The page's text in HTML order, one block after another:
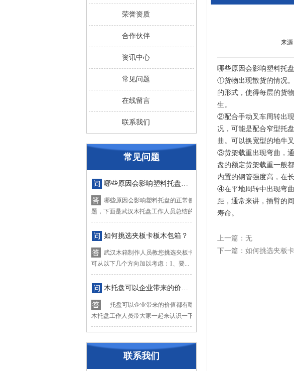
荣誉资质
合作伙伴
资讯中心
常见问题
在线留言
联系我们
常见问题
哪些原因会影响塑料托盘的正常使用？
哪些原因会影响塑料托盘的正常使用？对于这个问
题，下面是武汉木托盘工作人员总结的四...
如何挑选夹板卡板木包箱？
武汉木箱制作人员教您挑选夹板卡板木箱，挑选时
可从以下几个方向加以考虑：1、要...
木托盘可以企业带来的价值都有哪些？
托盘可以企业带来的价值都有哪些？下面让武汉
木托盘工作人员带大家一起来认识一下木...
联系我们
来源
哪些原因会影响塑料托
①货物出现散货的情况
的形式，使得每层的货
生。
②配合手动叉车周转出现
况，可能是配合窄型托
曲。可以换宽型的地牛
③货架载重出现弯曲，
盘的额定货架载重一般
内置的钢管强度高，在
④在平地周转中出现弯
距，通常来讲，插臂的
寿命。
上一篇：无
下一篇：如何挑选夹板